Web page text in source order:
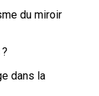
du miroir
dans la